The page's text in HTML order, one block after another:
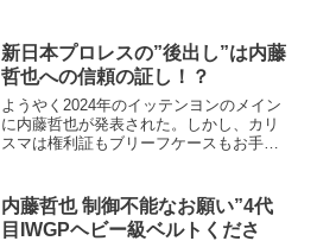
新日本プロレスの”後出し”は内藤
哲也への信頼の証し！？
ようやく2024年のイッテンヨンのメイン
に内藤哲也が発表された。しかし、カリ
スマは権利証もブリーフケースもお手製
内藤哲也 制御不能なお願い”4代
目IWGPヘビー級ベルトくださ